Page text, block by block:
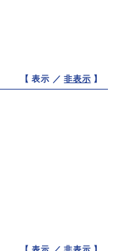
【 表示 ／非表示 】